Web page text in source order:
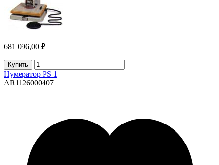
681 096,00 ₽
Купить
Нумератор PS 1
AR1126000407